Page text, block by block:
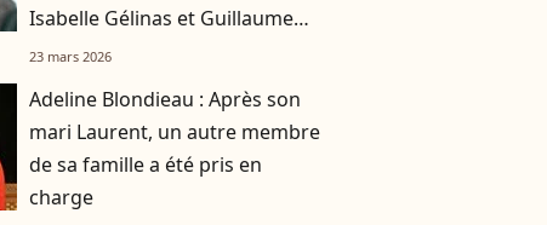
Isabelle Gélinas et Guillaume
de Tonquédec pas loin
23 mars 2026
Adeline Blondieau : Après son
mari Laurent, un autre membre
de sa famille a été pris en
charge